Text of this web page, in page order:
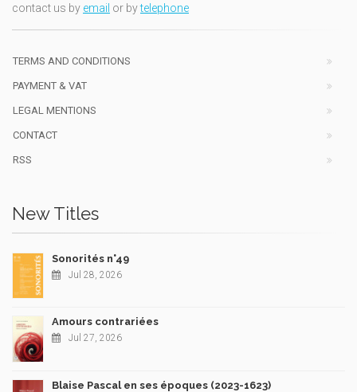
contact us by email or bytelephone
TERMS AND CONDITIONS
PAYMENT & VAT
LEGAL MENTIONS
CONTACT
RSS
New Titles
Sonorités n°49
Jul 28, 2026
Amours contrariées
Jul 27, 2026
Blaise Pascal en ses époques (2023-1623)